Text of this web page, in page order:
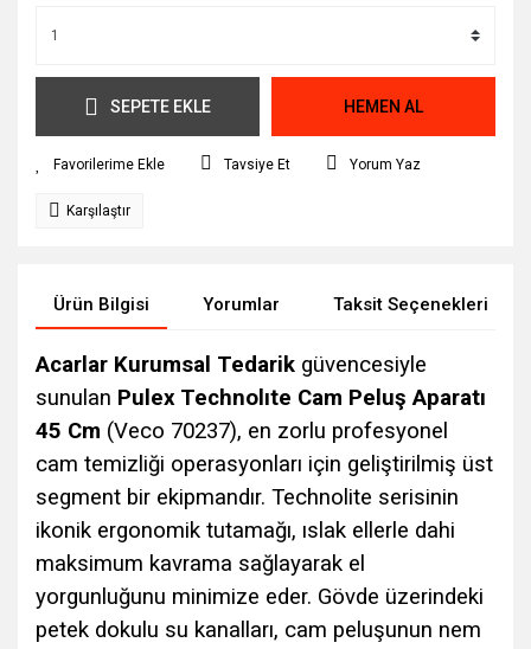
SEPETE EKLE HEMEN AL
Tavsiye Et Yorum Yaz
Karşılaştır
Ürün Bilgisi Yorumlar Taksit Seçenekleri
Acarlar Kurumsal Tedarik güvencesiyle
sunulan Pulex Technolıte Cam Peluş Aparatı
45 Cm (Veco 70237), en zorlu profesyonel
cam temizliği operasyonları için geliştirilmiş üst
segment bir ekipmandır. Technolite serisinin
ikonik ergonomik tutamağı, ıslak ellerle dahi
maksimum kavrama sağlayarak el
yorgunluğunu minimize eder. Gövde üzerindeki
petek dokulu su kanalları, cam peluşunun nem